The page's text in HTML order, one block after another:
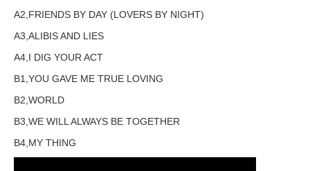
A2,FRIENDS BY DAY (LOVERS BY NIGHT)
A3,ALIBIS AND LIES
A4,I DIG YOUR ACT
B1,YOU GAVE ME TRUE LOVING
B2,WORLD
B3,WE WILL ALWAYS BE TOGETHER
B4,MY THING